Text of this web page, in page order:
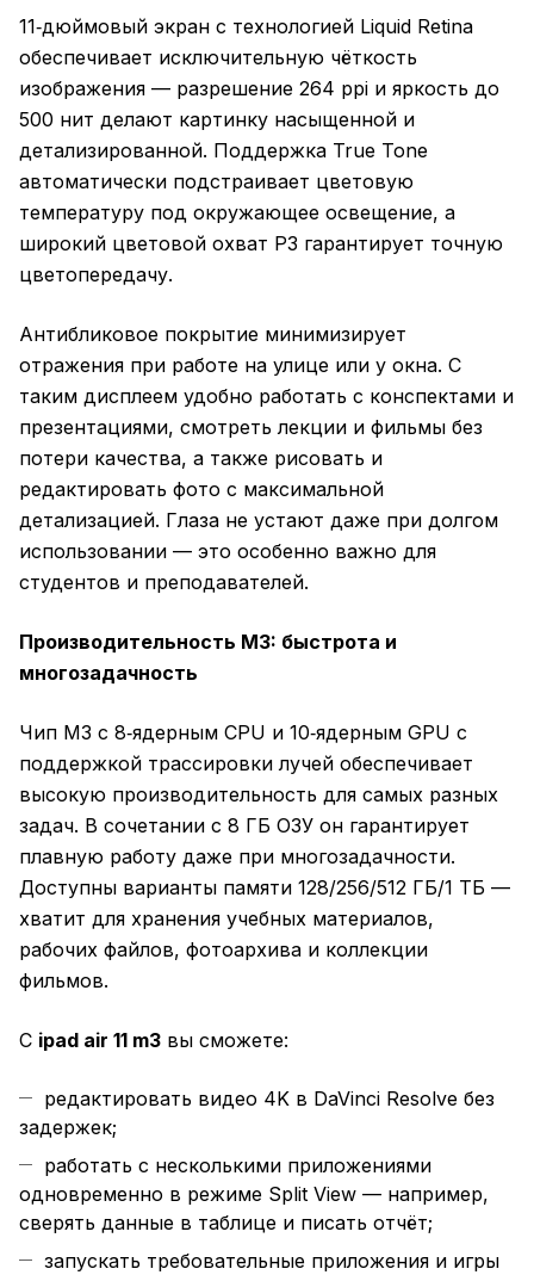
11‑дюймовый экран с технологией Liquid Retina
обеспечивает исключительную чёткость
изображения — разрешение 264 ppi и яркость до
500 нит делают картинку насыщенной и
детализированной. Поддержка True Tone
автоматически подстраивает цветовую
температуру под окружающее освещение, а
широкий цветовой охват P3 гарантирует точную
цветопередачу.
Антибликовое покрытие минимизирует
отражения при работе на улице или у окна. С
таким дисплеем удобно работать с конспектами и
презентациями, смотреть лекции и фильмы без
потери качества, а также рисовать и
редактировать фото с максимальной
детализацией. Глаза не устают даже при долгом
использовании — это особенно важно для
студентов и преподавателей.
Производительность M3: быстрота и
многозадачность
Чип M3 с 8‑ядерным CPU и 10‑ядерным GPU с
поддержкой трассировки лучей обеспечивает
высокую производительность для самых разных
задач. В сочетании с 8 ГБ ОЗУ он гарантирует
плавную работу даже при многозадачности.
Доступны варианты памяти 128/256/512 ГБ/1 ТБ —
хватит для хранения учебных материалов,
рабочих файлов, фотоархива и коллекции
фильмов.
С ipad air 11 m3 вы сможете:
редактировать видео 4K в DaVinci Resolve без
задержек;
работать с несколькими приложениями
одновременно в режиме Split View — например,
сверять данные в таблице и писать отчёт;
запускать требовательные приложения и игры